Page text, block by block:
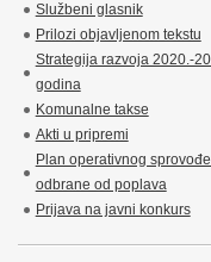
Službeni glasnik
Prilozi objavljenom tekstu
Strategija razvoja 2020.-
godina
Komunalne takse
Akti u pripremi
Plan operativnog
odbrane od poplava
Prijava na javni konkurs